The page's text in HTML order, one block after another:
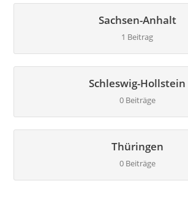
Sachsen-Anhalt
1 Beitrag
Schleswig-Hollstein
0 Beiträge
Thüringen
0 Beiträge